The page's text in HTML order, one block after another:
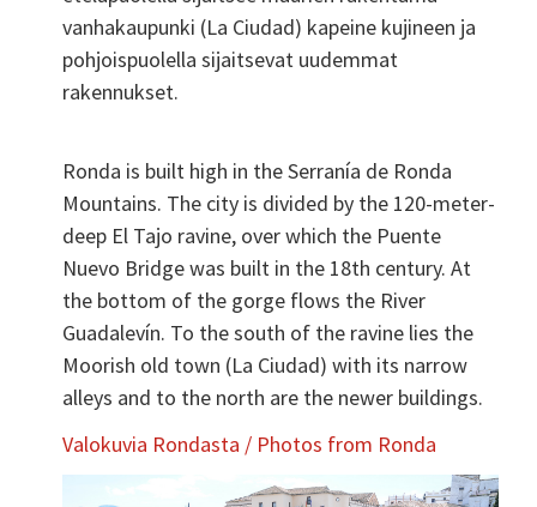
vanhakaupunki (La Ciudad) kapeine kujineen ja
pohjoispuolella sijaitsevat uudemmat
rakennukset.
Ronda is built high in the Serranía de Ronda
Mountains. The city is divided by the 120-meter-
deep El Tajo ravine, over which the Puente
Nuevo Bridge was built in the 18th century. At
the bottom of the gorge flows the River
Guadalevín. To the south of the ravine lies the
Moorish old town (La Ciudad) with its narrow
alleys and to the north are the newer buildings.
Valokuvia Rondasta / Photos from Ronda